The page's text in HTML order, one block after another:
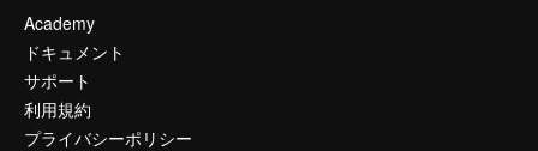
Academy
ドキュメント
サポート
利用規約
プライバシーポリシー